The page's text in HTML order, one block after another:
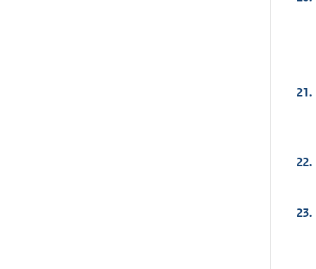
21.
22.
23.